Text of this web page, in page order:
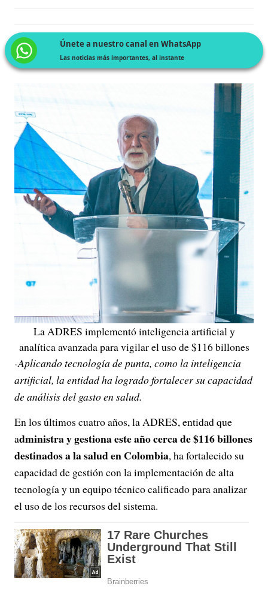
Únete a nuestro canal en WhatsApp
Las noticias más importantes, al instante
La ADRES implementó inteligencia artificial y
analítica avanzada para vigilar el uso de $116 billones
-Aplicando tecnología de punta, como la inteligencia
artificial, la entidad ha logrado fortalecer su capacidad
de análisis del gasto en salud.
En los últimos cuatro años, la ADRES, entidad que
administra y gestiona este año cerca de $116 billones
destinados a la salud en Colombia, ha fortalecido su
capacidad de gestión con la implementación de alta
tecnología y un equipo técnico calificado para analizar
el uso de los recursos del sistema.